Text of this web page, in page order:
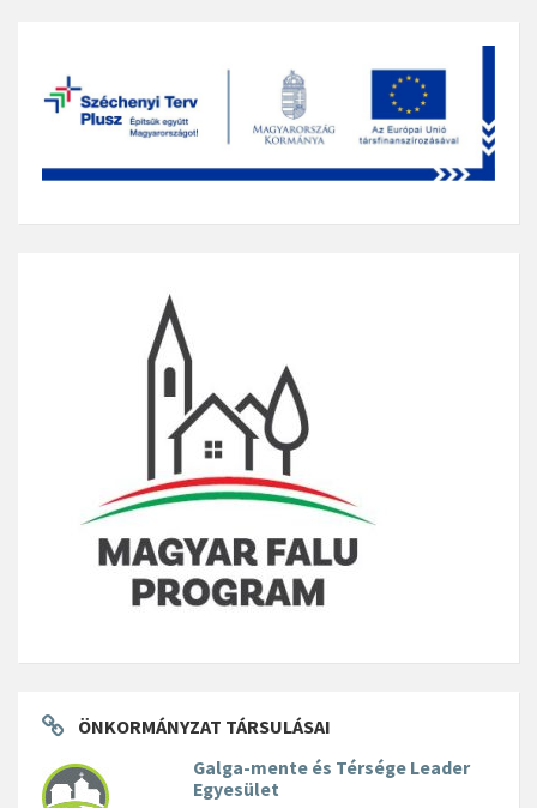
ÖNKORMÁNYZAT TÁRSULÁSAI
Galga-mente és Térsége Leader
Egyesület